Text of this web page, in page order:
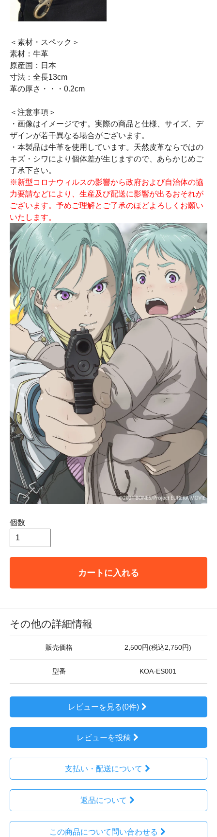
＜素材・スペック＞
素材：牛革
原産国：日本
寸法：全長13cm
革の厚さ・・・0.2cm
＜注意事項＞
・画像はイメージです。実際の商品と仕様、サイズ、デ
ザインが若干異なる場合がございます。
・本製品は牛革を使用しています。天然皮革ならではの
キズ・シワにより個体差が生じますので、あらかじめご
了承下さい。
※新型コロナウィルスの影響から政府および自治体の協
力要請などにより、生産及び配送に影響が出るおそれが
ございます。予めご理解とご了承のほどよろしくお願い
いたします。
個数
カートに入れる
その他の詳細情報
販売価格 2,500円(税込2,750円)
型番 KOA-ES001
レビューを見る(0件)
レビューを投稿
支払い・配送について
返品について
この商品について問い合わせる